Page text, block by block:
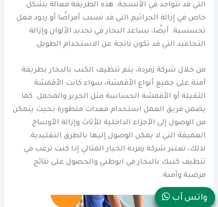
التي قد تتواجد في الأنسجة. هذه الطريقة فعالة بشكل
خاص في إزالة الجراثيم التي قد تسبب أمراضًا أو ردود فعل
تحسسية. أيضًا، يساعد البخار في تجديد الألوان وإزالة
التجاعيد التي قد تكون ناتجة عن الاستخدام الطويل.
من خلال شركة زمردة، يتم تنظيف الكنب بالبخار بطريقة
آمنة على جميع أنواع الأقمشة، سواء كانت الأقمشة
الثقيلة أو الأقمشة الحساسة مثل الحرير والمخمل. كما
يضمن فريق العمل استخدام معدات متطورة بحيث يتمكن
من الوصول إلى الأجزاء الداخلية للأثاث وإزالة الأوساخ
العميقة التي لا يمكن الوصول إليها بالطرق التقليدية.
لذلك، تعتبر شركة زمردة الخيار المثالي إذا كنت ترغب في
تنظيف كنبك بالبخار في ابوظبي والحصول على نتائج
مرضية وآمنة.
واتس آب